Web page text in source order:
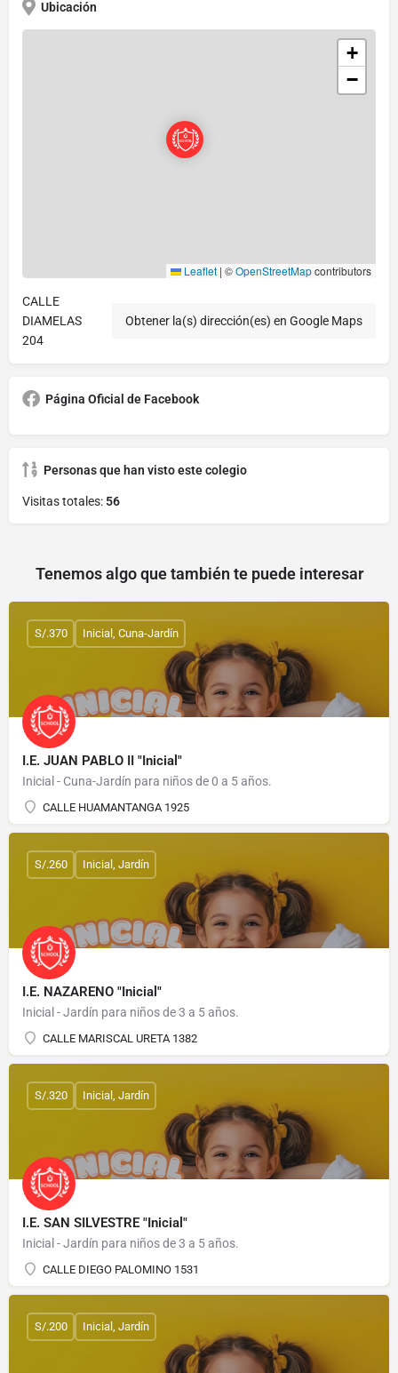
Ubicación
+
−
Leaflet | ©OpenStreetMapcontributors
CALLE
DIAMELAS
204
Obtener la(s) dirección(es) en Google Maps
Página Oficial de Facebook
Personas que han visto este colegio
Visitas totales: 56
Tenemos algo que también te puede interesar
I.E. JUAN PABLO II "Inicial"
Inicial - Cuna-Jardín para niños de 0 a 5 años.
CALLE HUAMANTANGA 1925
S/.370 Inicial, Cuna-Jardín
I.E. NAZARENO "Inicial"
Inicial - Jardín para niños de 3 a 5 años.
CALLE MARISCAL URETA 1382
S/.260 Inicial, Jardín
I.E. SAN SILVESTRE "Inicial"
Inicial - Jardín para niños de 3 a 5 años.
CALLE DIEGO PALOMINO 1531
S/.320 Inicial, Jardín
S/.200 Inicial, Jardín